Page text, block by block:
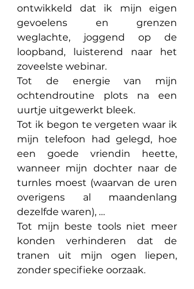
ontwikkeld dat ik mijn eigen
gevoelens en grenzen
weglachte, joggend op de
loopband, luisterend naar het
zoveelste webinar.
Tot de energie van mijn
ochtendroutine plots na een
uurtje uitgewerkt bleek.
Tot ik begon te vergeten waar ik
mijn telefoon had gelegd, hoe
een goede vriendin heette,
wanneer mijn dochter naar de
turnles moest (waarvan de uren
overigens al maandenlang
dezelfde waren), …
Tot mijn beste tools niet meer
konden verhinderen dat de
tranen uit mijn ogen liepen,
zonder specifieke oorzaak.